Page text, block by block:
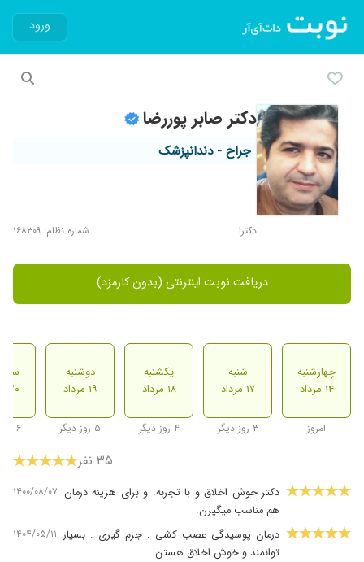
ورود
دکتر صابر پوررضا
جراح - دندانپزشک
دکترا شماره نظام: ۱۶۸۳۰۹
دریافت نوبت اینترنتی (بدون کارمزد)
چهارشنبه
۱۴ مرداد
امروز
شنبه
۱۷ مرداد
۳ روز دیگر
یکشنبه
۱۸ مرداد
۴ روز دیگر
دوشنبه
۱۹ مرداد
۵ روز دیگر
سه
۲۰ مرداد
۶ روز دیگر
۳۵ نفر
دکتر خوش اخلاق و با تجربه. و برای هزینه درمان
هم مناسب میگیرن.
۱۴۰۰/۰۸/۰۷
درمان پوسیدگی عصب کشی . جرم گیری . بسیار
توانمند و خوش اخلاق هستن
۱۴۰۴/۰۵/۱۱